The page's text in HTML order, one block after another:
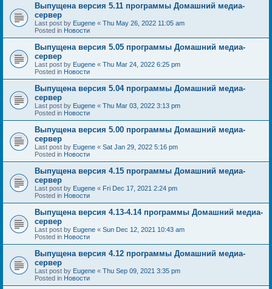
Выпущена версия 5.11 программы Домашний медиа-
сервер
Last post by Eugene « Thu May 26, 2022 11:05 am
Posted in Новости
Выпущена версия 5.05 программы Домашний медиа-
сервер
Last post by Eugene « Thu Mar 24, 2022 6:25 pm
Posted in Новости
Выпущена версия 5.04 программы Домашний медиа-
сервер
Last post by Eugene « Thu Mar 03, 2022 3:13 pm
Posted in Новости
Выпущена версия 5.00 программы Домашний медиа-
сервер
Last post by Eugene « Sat Jan 29, 2022 5:16 pm
Posted in Новости
Выпущена версия 4.15 программы Домашний медиа-
сервер
Last post by Eugene « Fri Dec 17, 2021 2:24 pm
Posted in Новости
Выпущена версия 4.13-4.14 программы Домашний медиа-
сервер
Last post by Eugene « Sun Dec 12, 2021 10:43 am
Posted in Новости
Выпущена версия 4.12 программы Домашний медиа-
сервер
Last post by Eugene « Thu Sep 09, 2021 3:35 pm
Posted in Новости